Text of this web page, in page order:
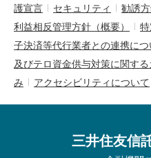
護宣言
セキュリティ 勧誘
利益相反管理方針（概要）
子決済等代行業者との連携につ
及びテロ資金供与対策に関す
み
アクセシビリティについて
三井住友信